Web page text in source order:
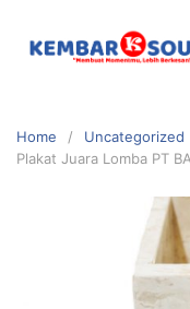
Home
Uncategorized
Plakat Juara Lomba PT